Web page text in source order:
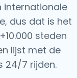
internationale
dus dat is het
steden
lijst met de
24/7 rijden.